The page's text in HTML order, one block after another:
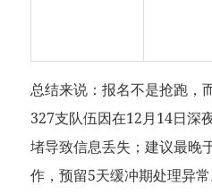
总结来说：报名不是抢跑，
327支队伍因在12月14日深
堵导致信息丢失；建议最晚
作，预留5天缓冲期处理异常